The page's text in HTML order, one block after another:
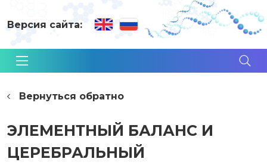
Версия сайта:
Вернуться обратно
ЭЛЕМЕНТНЫЙ БАЛАНС И
ЦЕРЕБРАЛЬНЫЙ